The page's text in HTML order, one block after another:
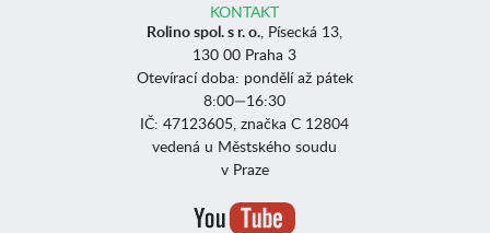
KONTAKT
Rolino spol. s r. o., Písecká 13,
130 00 Praha 3
Otevírací doba: pondělí až pátek
8:00—16:30
IČ: 47123605, značka C 12804
vedená u Městského soudu
v Praze